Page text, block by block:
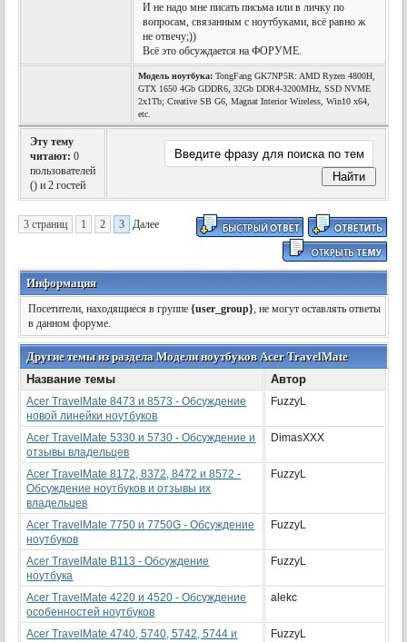
И не надо мне писать письма или в личку по
вопросам, связанным с ноутбуками, всё равно ж
не отвечу;))
Всё это обсуждается на ФОРУМЕ.
Модель ноутбука: TongFang GK7NP5R: AMD Ryzen 4800H,
GTX 1650 4Gb GDDR6, 32Gb DDR4-3200MHz, SSD NVME
2x1Tb; Creative SB G6, Magnat Interior Wireless, Win10 x64,
etc.
Эту тему
читают: 0
пользователей
() и 2 гостей
3 страниц 1 2 3 Далее
Информация
Посетители, находящиеся в группе{user_group}, не могут оставлять ответы
в данном форуме.
Другие темы из раздела Модели ноутбуков Acer TravelMate
Название темы
Автор
Acer TravelMate 8473 и 8573 - Обсуждение
новой линейки ноутбуков
FuzzyL
Acer TravelMate 5330 и 5730 - Обсуждение и
отзывы владельцев
DimasXXX
Acer TravelMate 8172, 8372, 8472 и 8572 -
Обсуждение ноутбуков и отзывы их
владельцев
FuzzyL
Acer TravelMate 7750 и 7750G - Обсуждение
ноутбуков
FuzzyL
Acer TravelMate B113 - Обсуждение
ноутбука
FuzzyL
Acer ТravelMate 4220 и 4520 - Обсуждение
особенностей ноутбуков
alekc
Acer TravelMate 4740, 5740, 5742, 5744 и FuzzyL